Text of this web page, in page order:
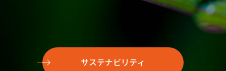
サステナビリティ